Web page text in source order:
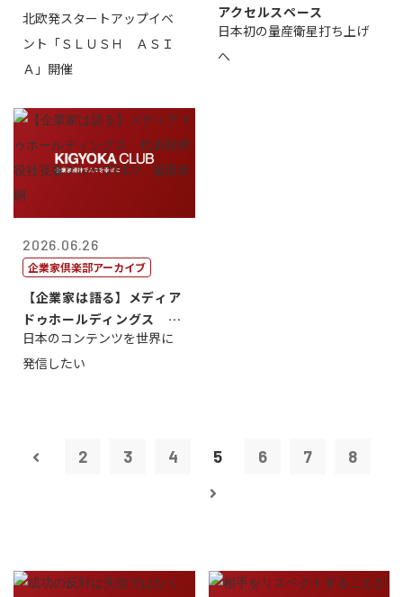
北欧発スタートアップイベ
ント「ＳＬＵＳＨ ＡＳＩ
Ａ」開催
アクセルスペース
日本初の量産衛星打ち上げ
へ
2026.06.26
企業家倶楽部アーカイブ
【企業家は語る】メディア
ドゥホールディングス 代
表取締役社長...
日本のコンテンツを世界に
発信したい
2 3 4 5 6 7 8